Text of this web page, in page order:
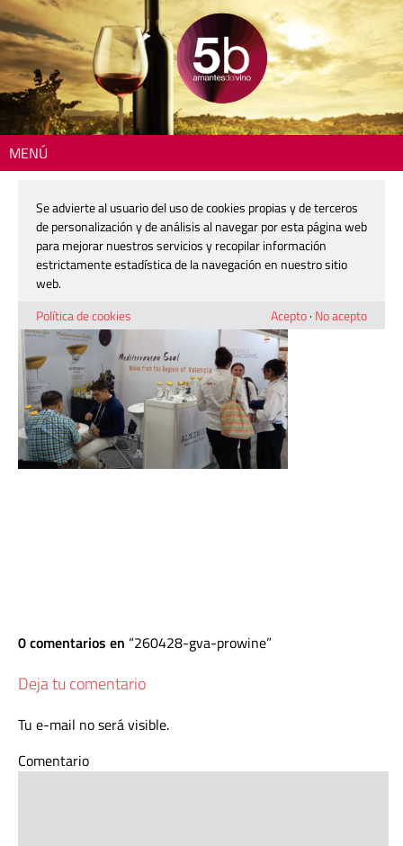
MENÚ
260428-gva-prowine
28 abril, 2026
0 comentarios en 260428-gva-prowine
Deja tu comentario
Tu e-mail no será visible.
Comentario
Se advierte al usuario del uso de cookies propias y de terceros
de personalización y de análisis al navegar por esta página web
para mejorar nuestros servicios y recopilar información
estrictamente estadística de la navegación en nuestro sitio
web.
Política de cookies
Acepto· No acepto